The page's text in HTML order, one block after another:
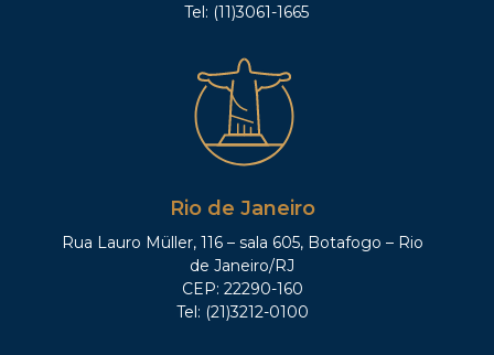
Tel: (11)3061-1665
Rio de Janeiro
Rua Lauro Müller, 116 – sala 605, Botafogo – Rio
de Janeiro/RJ
CEP: 22290-160
Tel: (21)3212-0100